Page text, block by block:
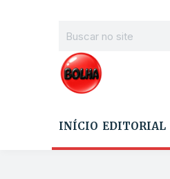
INÍCIO EDITORIAL